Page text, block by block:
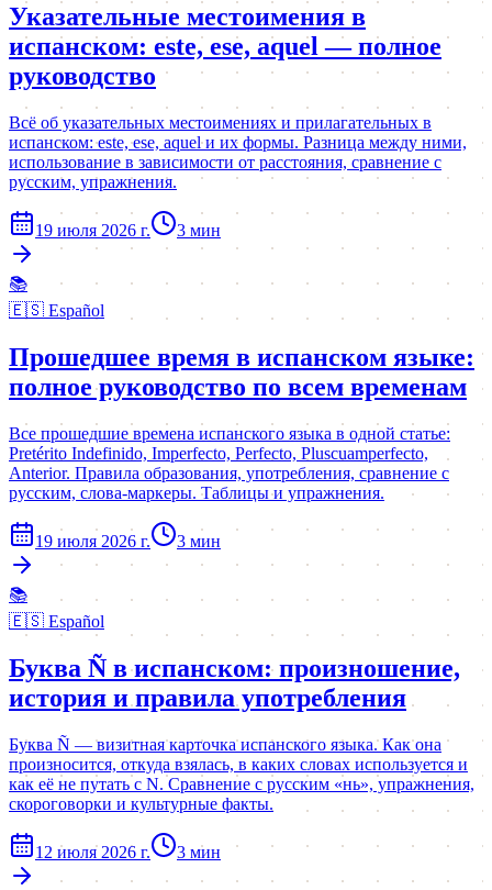
Указательные местоимения в
испанском: este, ese, aquel — полное
руководство
Всё об указательных местоимениях и прилагательных в
испанском: este, ese, aquel и их формы. Разница между ними,
использование в зависимости от расстояния, сравнение с
русским, упражнения.
19 июля 2026 г. 3 мин
📚
🇪🇸 Español
Прошедшее время в испанском языке:
полное руководство по всем временам
Все прошедшие времена испанского языка в одной статье:
Pretérito Indefinido, Imperfecto, Perfecto, Pluscuamperfecto,
Anterior. Правила образования, употребления, сравнение с
русским, слова-маркеры. Таблицы и упражнения.
19 июля 2026 г. 3 мин
📚
🇪🇸 Español
Буква Ñ в испанском: произношение,
история и правила употребления
Буква Ñ — визитная карточка испанского языка. Как она
произносится, откуда взялась, в каких словах используется и
как её не путать с N. Сравнение с русским «нь», упражнения,
скороговорки и культурные факты.
12 июля 2026 г. 3 мин